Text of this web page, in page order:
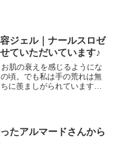
月初旬に決定しま...
ジェル｜ナールスロゼ
ていただいています♪
肌の衰えを感じるようにな
頃。でも私は手の荒れは無
に羨ましがられています。
たアルマードさんから